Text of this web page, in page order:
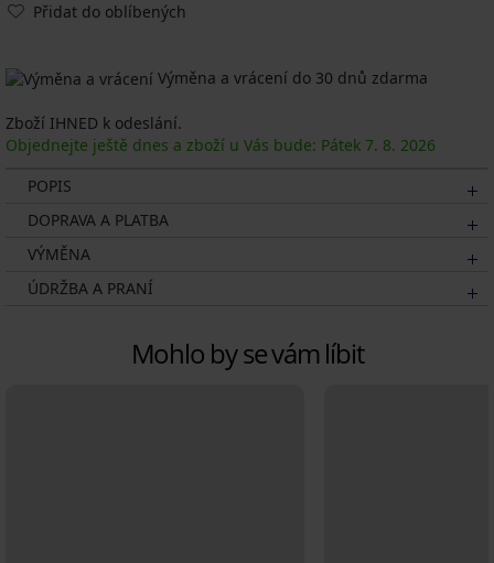
Přidat do oblíbených
Výměna a vrácení do 30 dnů zdarma
Zboží IHNED k odeslání.
Objednejte ještě dnes a zboží u Vás bude: Pátek 7. 8. 2026
POPIS
DOPRAVA A PLATBA
VÝMĚNA
ÚDRŽBA A PRANÍ
Mohlo by se vám líbit